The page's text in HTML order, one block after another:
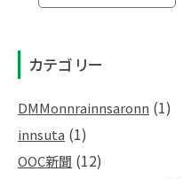
カテゴリー
DMMonnrainnsaronn (1)
innsuta (1)
OOC新聞 (12)